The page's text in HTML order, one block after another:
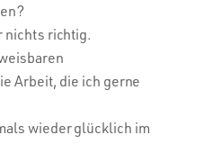
nichts richtig.
Arbeit, die ich gerne
wieder glücklich im